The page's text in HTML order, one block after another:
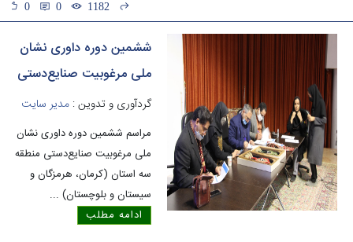
1182
0
0
ششمین دوره داوری نشان
ملی مرغوبیت صنایع‌دستی
گردآوری و تدوین :مدیر سایت
مراسم ششمین دوره داوری نشان
ملی مرغوبیت صنایع‌دستی منطقه
سه استان (کرمان، هرمزگان و
سیستان و بلوچستان)...
ادامه مطلب